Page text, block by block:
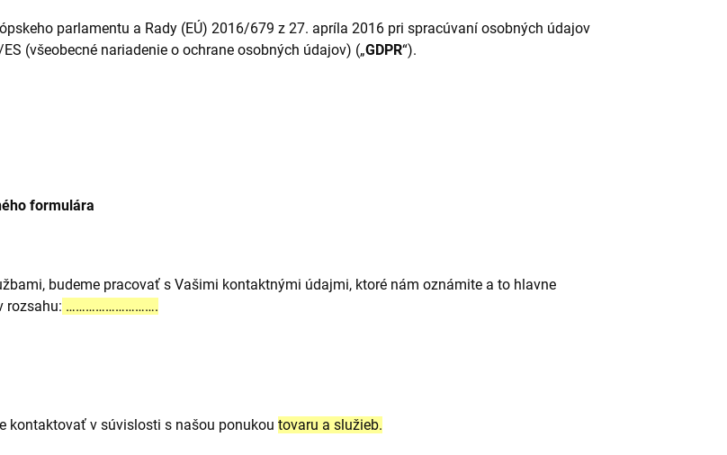
parlamentu a Rady (EÚ) 2016/679 z 27. apríla 2016 pri spracúvaní osobných údajov
(všeobecné nariadenie o ochrane osobných údajov) („GDPR“).
formulára
budeme pracovať s Vašimi kontaktnými údajmi, ktoré nám oznámite a to hlavne
rozsahu: ……………………….
kontaktovať v súvislosti s našou ponukou tovaru a služieb.